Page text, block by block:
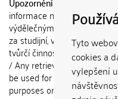
Tyto
cookies a
vylepšení
informace nemohou být
výdělečným účelům nebo
za studijní, vědeckou nebo
tvůrčí činnost jiné osoby
/ Any retrieved information
be used for any commercial
purposes or claimed as